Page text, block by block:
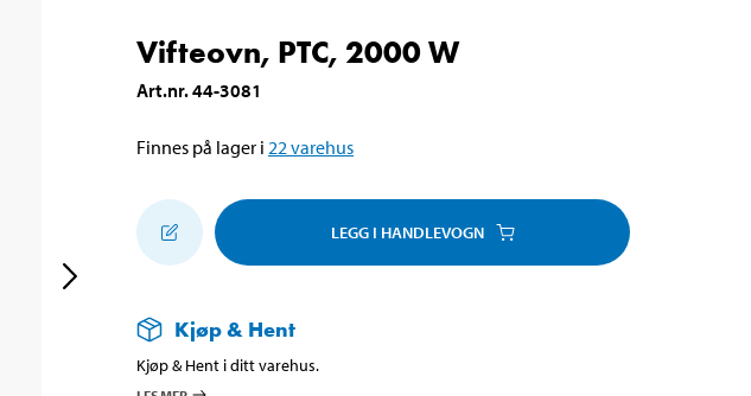
Vifteovn, PTC, 2000 W
Art.nr.44-3081
Finnes på lager i 22varehus
LEGG I HANDLEVOGN
Kjøp & Hent
Kjøp & Hent i ditt varehus.